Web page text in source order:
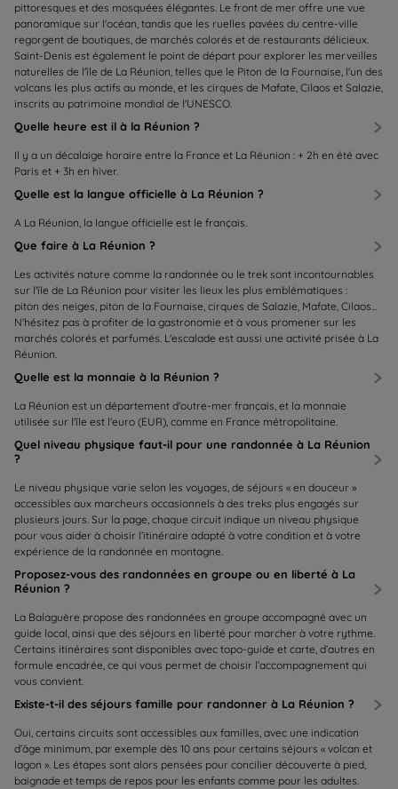
pittoresques et des mosquées élégantes. Le front de mer offre une vue
panoramique sur l'océan, tandis que les ruelles pavées du centre-ville
regorgent de boutiques, de marchés colorés et de restaurants délicieux.
Saint-Denis est également le point de départ pour explorer les merveilles
naturelles de l'île de La Réunion, telles que le Piton de la Fournaise, l'un des
volcans les plus actifs au monde, et les cirques de Mafate, Cilaos et Salazie,
inscrits au patrimoine mondial de l'UNESCO.
Quelle heure est il à la Réunion ?
Il y a un décalaige horaire entre la France et La Réunion : + 2h en été avec
Paris et + 3h en hiver.
Quelle est la langue officielle à La Réunion ?
A La Réunion, la langue officielle est le français.
Que faire à La Réunion ?
Les activités nature comme la randonnée ou le trek sont incontournables
sur l'île de La Réunion pour visiter les lieux les plus emblématiques :
piton des neiges, piton de la Fournaise, cirques de Salazie, Mafate, Cilaos...
N'hésitez pas à profiter de la gastronomie et à vous promener sur les
marchés colorés et parfumés. L'escalade est aussi une activité prisée à La
Réunion.
Quelle est la monnaie à la Réunion ?
La Réunion est un département d'outre-mer français, et la monnaie
utilisée sur l'île est l'euro (EUR), comme en France métropolitaine.
Quel niveau physique faut-il pour une randonnée à La Réunion
?
Le niveau physique varie selon les voyages, de séjours « en douceur »
accessibles aux marcheurs occasionnels à des treks plus engagés sur
plusieurs jours. Sur la page, chaque circuit indique un niveau physique
pour vous aider à choisir l’itinéraire adapté à votre condition et à votre
expérience de la randonnée en montagne.
Proposez-vous des randonnées en groupe ou en liberté à La
Réunion ?
La Balaguère propose des randonnées en groupe accompagné avec un
guide local, ainsi que des séjours en liberté pour marcher à votre rythme.
Certains itinéraires sont disponibles avec topo-guide et carte, d’autres en
formule encadrée, ce qui vous permet de choisir l’accompagnement qui
vous convient.
Existe-t-il des séjours famille pour randonner à La Réunion ?
Oui, certains circuits sont accessibles aux familles, avec une indication
d’âge minimum, par exemple dès 10 ans pour certains séjours « volcan et
lagon ». Les étapes sont alors pensées pour concilier découverte à pied,
baignade et temps de repos pour les enfants comme pour les adultes.